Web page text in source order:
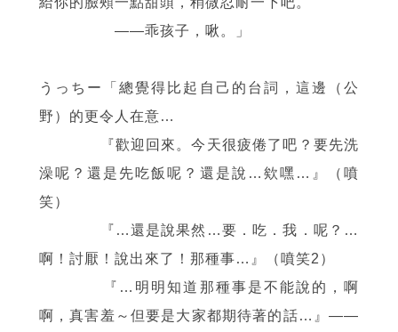
——乖孩子，啾。」
うっちー「總覺得比起自己的台詞，這邊（公
野）的更令人在意…
『歡迎回來。今天很疲倦了吧？要先洗
澡呢？還是先吃飯呢？還是說…欸嘿…』（噴
笑）
『…還是說果然…要．吃．我．呢？…
啊！討厭！說出來了！那種事…』（噴笑2）
『…明明知道那種事是不能說的，啊
啊，真害羞～但要是大家都期待著的話…』 ——